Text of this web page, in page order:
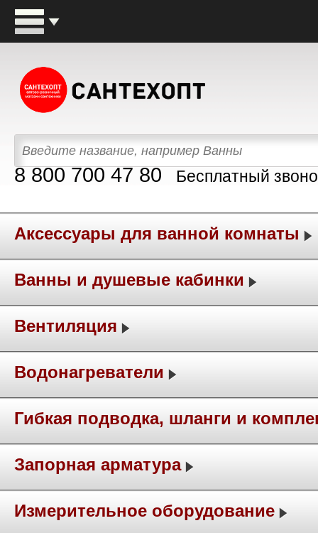
8 800 700 47 80 Бесплатный
Аксессуары для ванной комнаты
Ванны и душевые кабинки
Вентиляция
Водонагреватели
Гибкая подводка, шланги и
Запорная арматура
Измерительное оборудование